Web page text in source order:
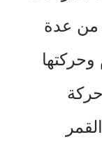
من عدة